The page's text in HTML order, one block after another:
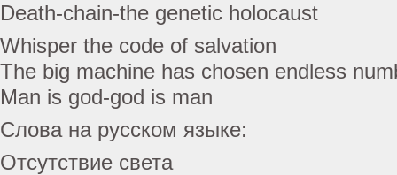
Death-chain-the genetic holocaust
Whisper the code of salvation
The big machine has chosen endless
Man is god-god is man
Слова на русском языке:
Отсутствие света